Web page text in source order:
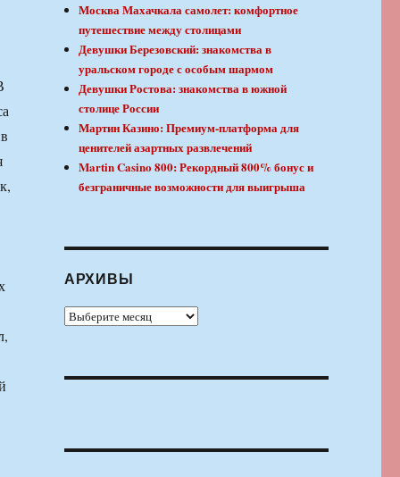
Москва Махачкала самолет: комфортное
путешествие между столицами
Девушки Березовский: знакомства в
уральском городе с особым шармом
Девушки Ростова: знакомства в южной
столице России
Мартин Казино: Премиум-платформа для
ценителей азартных развлечений
Martin Casino 800: Рекордный 800% бонус и
безграничные возможности для выигрыша
АРХИВЫ
Архивы